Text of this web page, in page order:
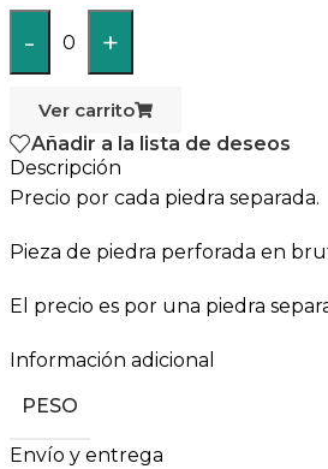
- 0 +
Ver carrito
Añadir a la lista de deseos
Descripción
Precio por cada piedra separada.
Pieza de piedra perforada en
El precio es por una piedra
Información adicional
PESO
Envío y entrega